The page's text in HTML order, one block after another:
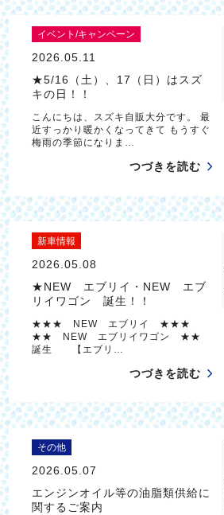
イベント/キャンペーン
2026.05.11
★5/16（土）、17（日）はスズ
キの日！！
こんにちは、スズキ自販大分です。 最
近すっかり暖かくなってきて もうすぐ
梅雨の季節になりま…
つづきを読む
新車情報
2026.05.08
★NEW エブリイ・NEW エブ
リイワゴン 誕生！！
★★★ NEW エブリイ ★★★
★★ NEW エブリイワゴン ★★
誕生 【エブリ…
つづきを読む
その他
2026.05.07
エンジンオイル等の油脂類供給に
関するご案内